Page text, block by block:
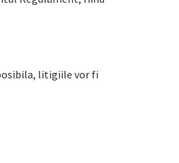
litigiile vor fi